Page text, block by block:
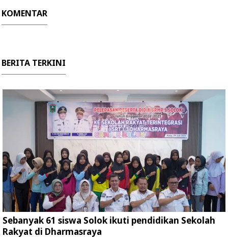
KOMENTAR
BERITA TERKINI
Sebanyak 61 siswa Solok ikuti pendidikan Sekolah
Rakyat di Dharmasraya